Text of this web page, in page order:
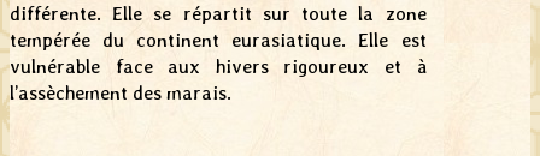
différente. Elle se répartit sur toute la zone
tempérée du continent eurasiatique. Elle est
vulnérable face aux hivers rigoureux et à
l’assèchement des marais.